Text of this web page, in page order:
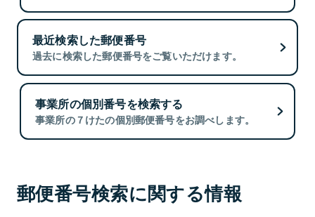
最近検索した郵便番号
過去に検索した郵便番号をご覧いただけます。
事業所の個別番号を検索する
事業所の７けたの個別郵便番号をお調べします。
郵便番号検索に関する情報